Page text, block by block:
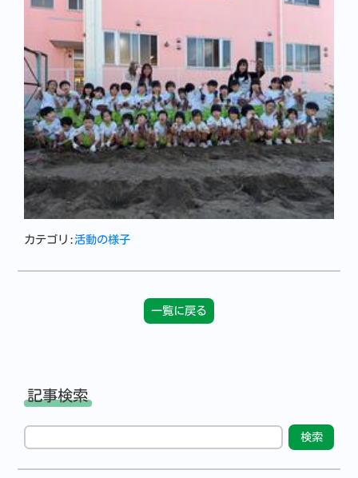
カテゴリ: 活動の様子
一覧に戻る
記事検索